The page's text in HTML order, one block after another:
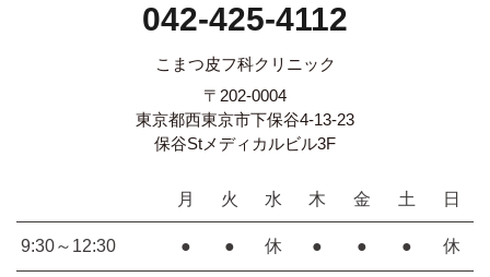
042-425-4112
こまつ皮フ科クリニック
〒202-0004
東京都西東京市下保谷4-13-23
保谷Stメディカルビル3F
月 火 水 木 金 土 日
9:30～12:30 ● ● 休 ● ● ● 休